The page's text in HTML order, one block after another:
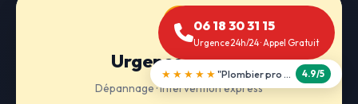
Urgence 24h/24
Dépannage · Intervention express
06 18 30 31 15
Urgence 24h/24 · Appel Gratuit
★★★★★ "Débouchage WC en 30 min" 5.0/5